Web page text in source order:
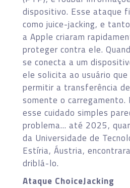
dispositivo. Esse ataque
como juice-jacking, e
a Apple criaram
proteger contra ele.
se conecta a um
ele solicita ao usuário
permitir a transferência
somente o carregamento.
esse cuidado simples
problema… até 2025,
da Universidade de
Estíria, Áustria,
driblá-lo.
Ataque ChoiceJacking